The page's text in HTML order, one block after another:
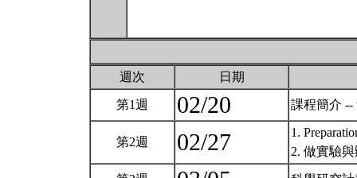
週次 日期
第1週 02/20 課程簡介 --
第2週 02/27
1.
2. 做實驗